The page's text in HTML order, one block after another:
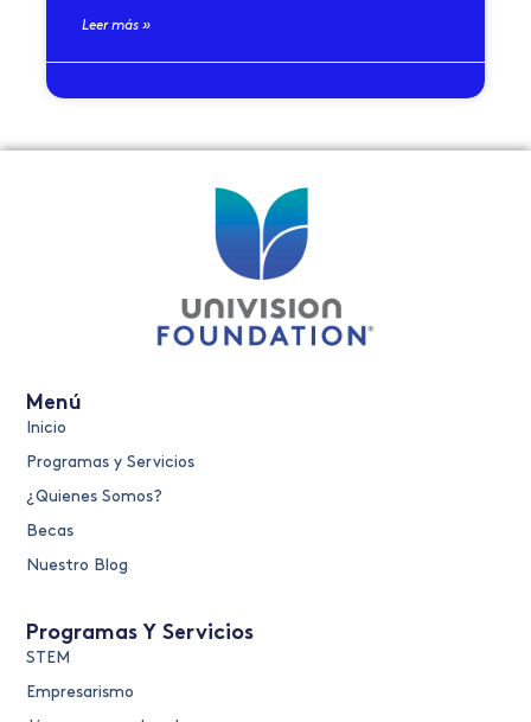
Leer más »
Programas Y Servicios
STEM
Empresarismo
Menú
Inicio
Programas y Servicios
¿Quienes Somos?
Becas
Nuestro Blog